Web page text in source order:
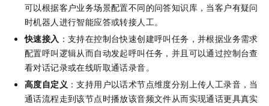
可以根据客户业务场景配置不同的问答知识库，当客户有疑问
时机器人进行智能应答或转接人工。
快速接入 ：支持在控制台快速创建呼叫任务，并根据业务需求
配置呼叫逻辑从而自动发起呼叫任务，并且可以通过控制台查
看对话记录或在线听取通话录音。
高度自定义 ：支持用户以话术节点维度分别上传人工录音，当
通话流程走到该节点时播放该音频文件从而实现通话更具真实